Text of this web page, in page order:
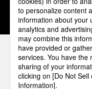
1 2
パナソニック